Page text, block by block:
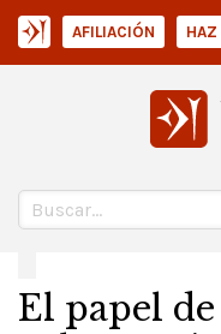
AFILIACIÓN HAZ
El papel